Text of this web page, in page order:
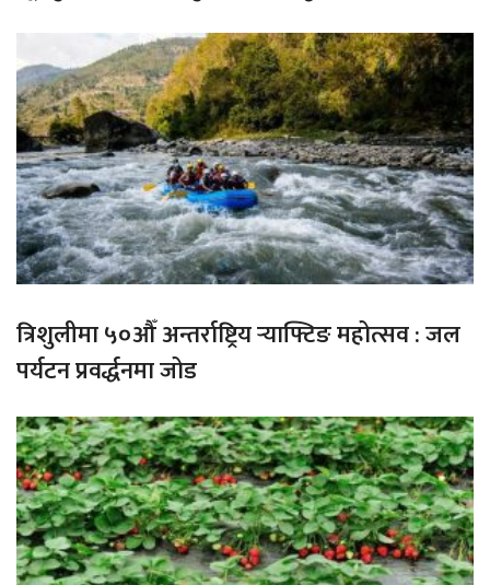
त्रिशुलीमा ५०औँ अन्तर्राष्ट्रिय र्‍याफ्टिङ महोत्सव : जल
पर्यटन प्रवर्द्धनमा जोड